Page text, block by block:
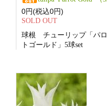
0円(税込0円)
SOLD OUT
球根 チューリップ「パ
トゴールド」5球set